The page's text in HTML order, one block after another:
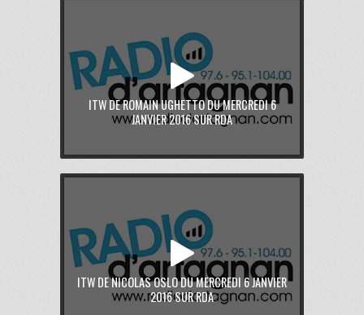
ITW DE ROMAIN UGHETTO DU MERCREDI 6
JANVIER 2016 SUR RDA
ITW DE NICOLAS OSLO DU MERCREDI 6 JANVIER
2016 SUR RDA